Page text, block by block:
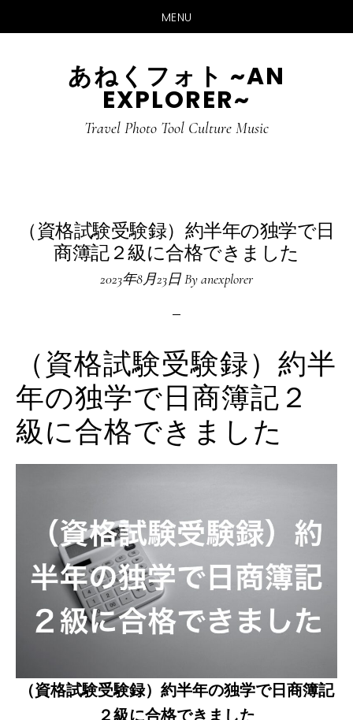
MENU
あねくフォト ~AN
EXPLORER~
Travel Photo Tool Culture Music
（資格試験受験録）約半年の独学で日
商簿記２級に合格できました
2023年8月23日Byanexplorer
（資格試験受験録）約半
年の独学で日商簿記２
級に合格できました
（資格試験受験録）約半年の独学で日商簿記
２級に合格できました